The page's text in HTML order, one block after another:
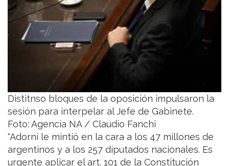
Distitnso bloques de la oposición impulsaron la
sesión para interpelar al Jefe de Gabinete.
Foto: Agencia NA / Claudio Fanchi
"Adorni le mintió en la cara a los 47 millones de
argentinos y a los 257 diputados nacionales. Es
urgente aplicar el art. 101 de la Constitución